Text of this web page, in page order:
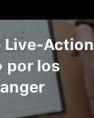
Live-Action
por los